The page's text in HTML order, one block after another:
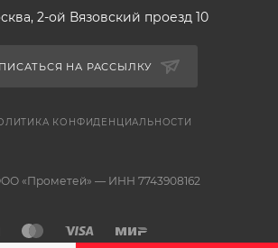
- хром
полная
включения - есть
2-ой Вязовский проезд 10
НА РАССЫЛКУ
КОНФИДЕНЦИАЛЬНОСТИ
«Прометей» — ИНН 7743908162